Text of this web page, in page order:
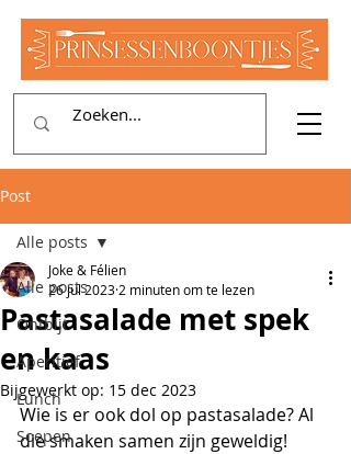
Post
Alle posts
Ontbijt
Aperitief
Lunch
Soepen
Alle posts
Pastasalade met spek
en kaas
Joke & Félien
26 jul 2023 2 minuten om te lezen
Bijgewerkt op: 15 dec 2023
Wie is er ook dol op pastasalade? Al
die smaken samen zijn geweldig!